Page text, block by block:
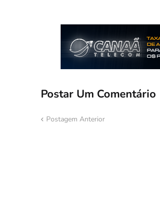
Postar Um Comentário
Postagem Anterior